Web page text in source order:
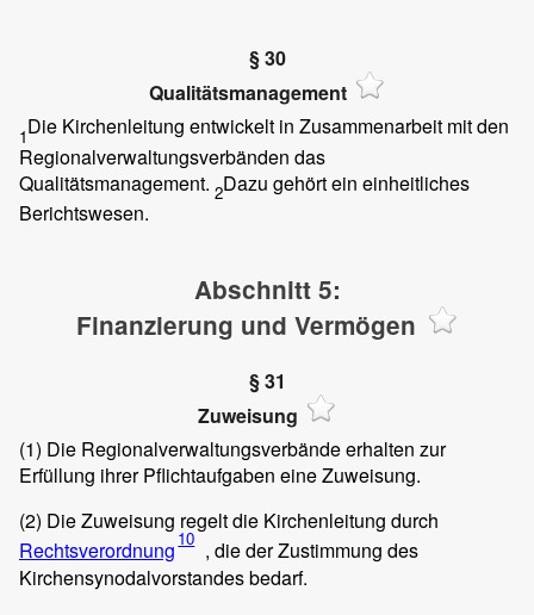
§ 30
Qualitätsmanagement
1Die Kirchenleitung entwickelt in Zusammenarbeit mit den
Regionalverwaltungsverbänden das
Qualitätsmanagement. 2Dazu gehört ein einheitliches
Berichtswesen.
Abschnitt 5:
Finanzierung und Vermögen
§ 31
Zuweisung
(1) Die Regionalverwaltungsverbände erhalten zur
Erfüllung ihrer Pflichtaufgaben eine Zuweisung.
(2) Die Zuweisung regelt die Kirchenleitung durch
Rechtsverordnung 10 , die der Zustimmung des
Kirchensynodalvorstandes bedarf.